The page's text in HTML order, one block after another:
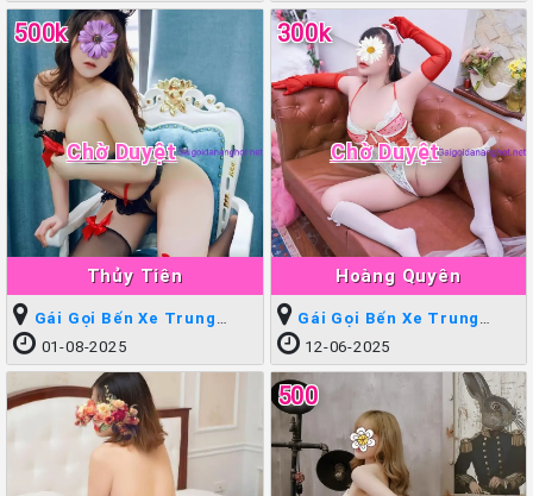
Thủy Tiên
500k
Chờ Duyệt
Gái Gọi Bến Xe Trung
Tâm01-08-2025
Hoàng Quyên
300k
Chờ Duyệt
Gái Gọi Bến Xe Trung
Tâm12-06-2025
500